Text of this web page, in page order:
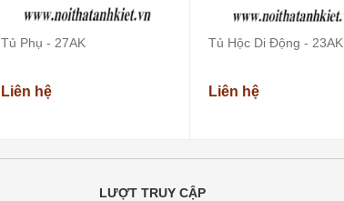
Tủ Phụ - 27AK
Liên hệ
Tủ Hộc Di Động - 23AK
Liên hệ
LƯỢT TRUY CẬP